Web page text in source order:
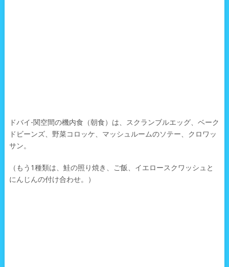
ドバイ-関空間の機内食（朝食）は、スクランブルエッグ、ベーク
ドビーンズ、野菜コロッケ、マッシュルームのソテー、クロワッ
サン。
（もう1種類は、鮭の照り焼き、ご飯、イエロースクワッシュと
にんじんの付け合わせ。）